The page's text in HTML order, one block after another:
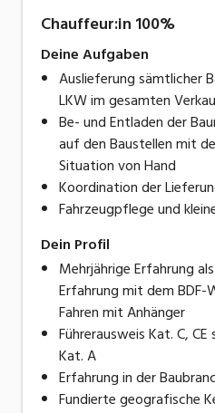
Chauffeur:in 100%
Deine Aufgaben
Auslieferung sämtlicher
LKW im gesamten
Be- und Entladen der
auf den Baustellen mit
Situation von Hand
Koordination der
Fahrzeugpflege und
Dein Profil
Mehrjährige Erfahrung
Erfahrung mit dem BDF-
Fahren mit Anhänger
Führerausweis Kat. C,
Kat. A
Erfahrung in der
Fundierte geografische